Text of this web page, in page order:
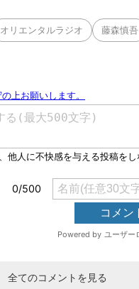
オリエンタルラジオ 藤森慎吾
全てのコメントを見る